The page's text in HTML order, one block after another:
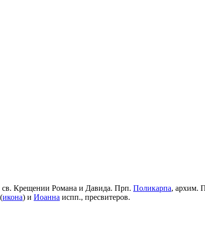
св. Крещении Романа и Давида. Прп. Поликарпа, архим.
(икона) и Иоанна испп., пресвитеров.